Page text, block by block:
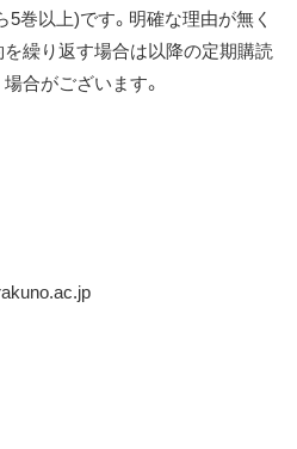
5巻以上)です。明確な理由が無く
繰り返す場合は以降の定期購読
合がございます。